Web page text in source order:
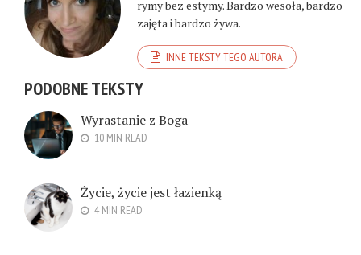
rymy bez estymy. Bardzo wesoła, bardzo
zajęta i bardzo żywa.
INNE TEKSTY TEGO AUTORA
PODOBNE TEKSTY
Wyrastanie z Boga
10 MIN READ
Życie, życie jest łazienką
4 MIN READ